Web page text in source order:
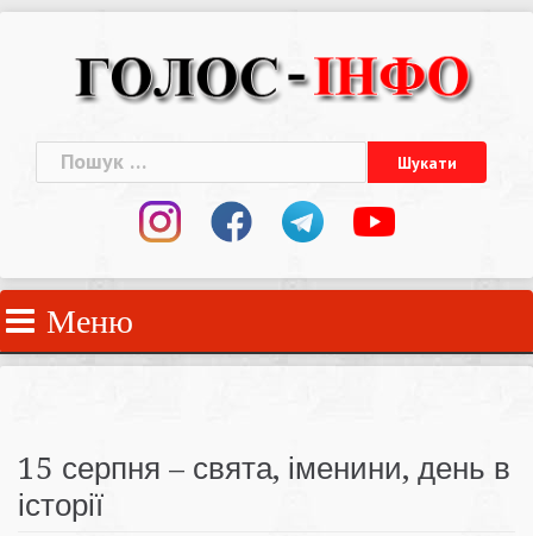
Пошук:
Меню
15 серпня – свята, іменини, день в
історії